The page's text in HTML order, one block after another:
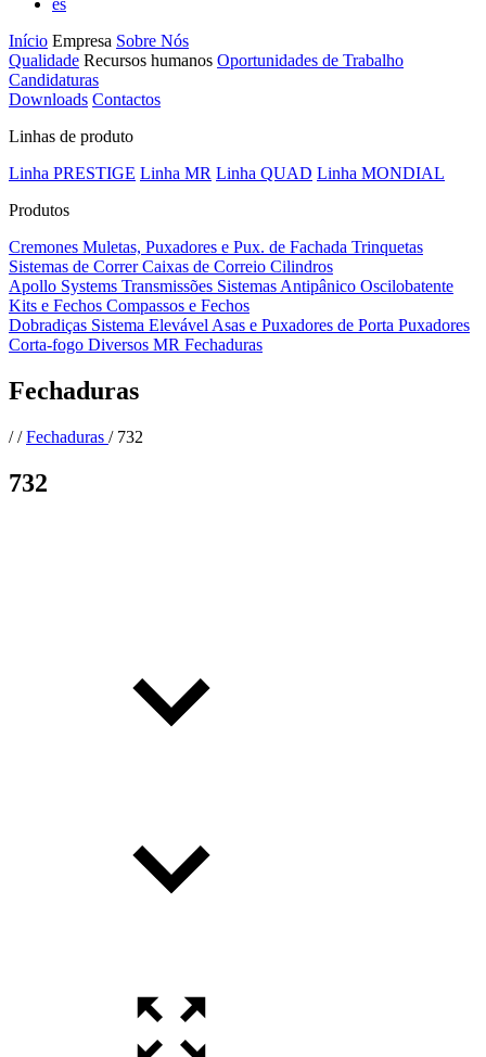
es
Início Empresa Sobre Nós
Qualidade Recursos humanos Oportunidades de Trabalho
Candidaturas
Downloads Contactos
Linhas de produto
Linha PRESTIGE Linha MR Linha QUAD Linha MONDIAL
Produtos
Cremones Muletas, Puxadores e Pux. de Fachada Trinquetas
Sistemas de CorrerCaixas de Correio Cilindros
Apollo Systems Transmissões Sistemas Antipânico Oscilobatente
Kits e Fechos Compassos e Fechos
Dobradiças Sistema Elevável Asas e Puxadores de Porta Puxadores
Corta-fogo Diversos MR Fechaduras
Fechaduras
//Fechaduras / 732
732